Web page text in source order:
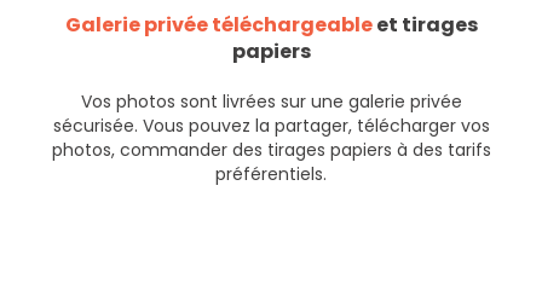
Galerie privée téléchargeableet tirages
papiers
Vos photos sont livrées sur une galerie privée
sécurisée. Vous pouvez la partager, télécharger vos
photos, commander des tirages papiers à des tarifs
préférentiels.